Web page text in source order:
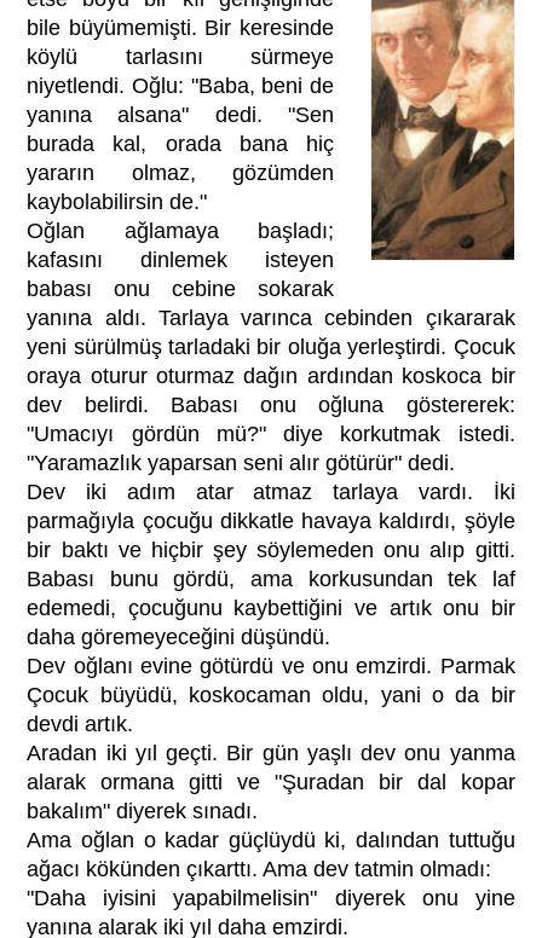
bile büyümemişti. Bir keresinde
köylü tarlasını sürmeye
niyetlendi. Oğlu: "Baba, beni de
yanına alsana" dedi. "Sen
burada kal, orada bana hiç
yararın olmaz, gözümden
kaybolabilirsin de."
Oğlan ağlamaya başladı;
kafasını dinlemek isteyen
babası onu cebine sokarak
yanına aldı. Tarlaya varınca cebinden çıkararak
yeni sürülmüş tarladaki bir oluğa yerleştirdi. Çocuk
oraya oturur oturmaz dağın ardından koskoca bir
dev belirdi. Babası onu oğluna göstererek:
"Umacıyı gördün mü?" diye korkutmak istedi.
"Yaramazlık yaparsan seni alır götürür" dedi.
Dev iki adım atar atmaz tarlaya vardı. İki
parmağıyla çocuğu dikkatle havaya kaldırdı, şöyle
bir baktı ve hiçbir şey söylemeden onu alıp gitti.
Babası bunu gördü, ama korkusundan tek laf
edemedi, çocuğunu kaybettiğini ve artık onu bir
daha göremeyeceğini düşündü.
Dev oğlanı evine götürdü ve onu emzirdi. Parmak
Çocuk büyüdü, koskocaman oldu, yani o da bir
devdi artık.
Aradan iki yıl geçti. Bir gün yaşlı dev onu yanma
alarak ormana gitti ve "Şuradan bir dal kopar
bakalım" diyerek sınadı.
Ama oğlan o kadar güçlüydü ki, dalından tuttuğu
ağacı kökünden çıkarttı. Ama dev tatmin olmadı:
"Daha iyisini yapabilmelisin" diyerek onu yine
yanına alarak iki yıl daha emzirdi.